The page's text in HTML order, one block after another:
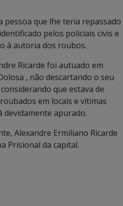
que lhe teria repassado
pelos policiais civis e
à autoria dos roubos.
Ricarde foi autuado em
, não descartando o seu
que estava de
em locais e vítimas
apurado.
Alexandre Ermiliano Ricarde
Prisional da capital.